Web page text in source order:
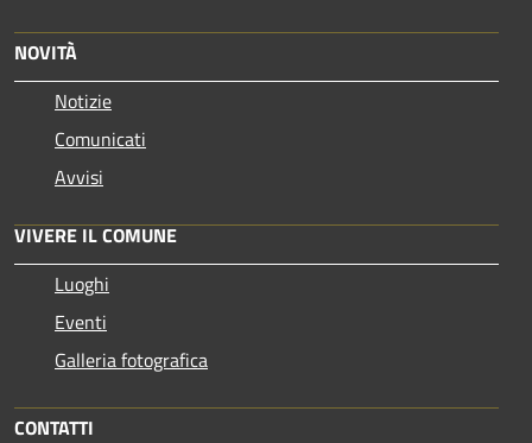
NOVITÀ
Notizie
Comunicati
Avvisi
VIVERE IL COMUNE
Luoghi
Eventi
Galleria fotografica
CONTATTI